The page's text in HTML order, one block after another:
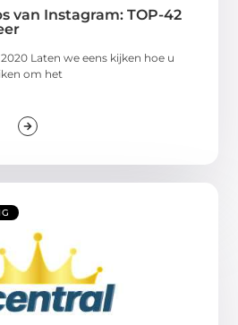
van Instagram: TOP-42
Laten we eens kijken hoe u
om het